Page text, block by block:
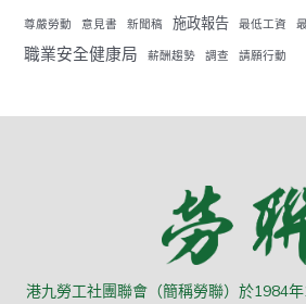
尊嚴勞動 意見書 新聞稿 施政報告 最低工資
職業安全健康局 薪酬趨勢 調查 請願行動
港九勞工社團聯會（簡稱勞聯）於1984